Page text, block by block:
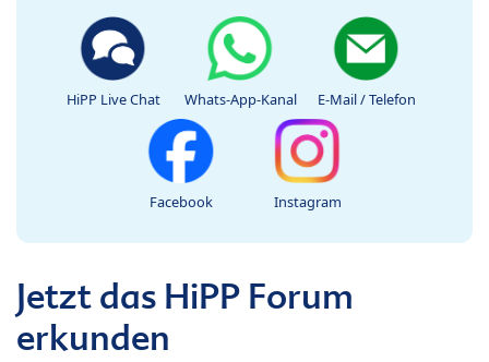
HiPP Live Chat Whats-App-Kanal E-Mail / Telefon
Facebook Instagram
Jetzt das HiPP Forum
erkunden